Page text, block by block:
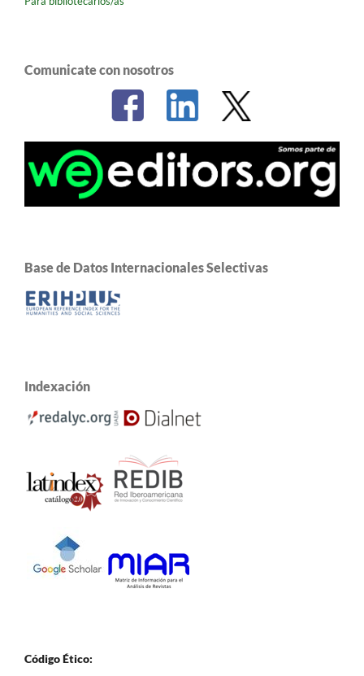
Comunicate con nosotros
Base de Datos Internacionales Selectivas
Indexación
Código Ético: